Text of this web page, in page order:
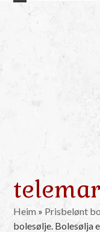
Skip
Open
menu
Close
menu
Heim»Prisbelønt
bolesølje. Bolesølja